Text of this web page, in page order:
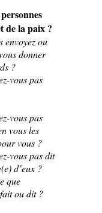
de la paix ?
envoyez ou
donner
?
vous pas
vous pas
vous les
vous ?
vous pas dit
d’eux ?
que
ou dit ?